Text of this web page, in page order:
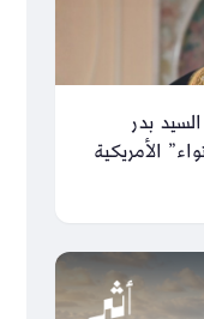
بدر
الأمريكية